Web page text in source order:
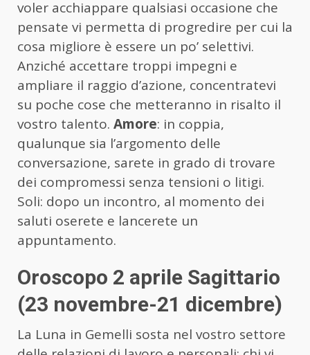
voler acchiappare qualsiasi occasione che
pensate vi permetta di progredire per cui la
cosa migliore è essere un po’ selettivi.
Anziché accettare troppi impegni e
ampliare il raggio d’azione, concentratevi
su poche cose che metteranno in risalto il
vostro talento. Amore: in coppia,
qualunque sia l’argomento delle
conversazione, sarete in grado di trovare
dei compromessi senza tensioni o litigi.
Soli: dopo un incontro, al momento dei
saluti oserete e lancerete un
appuntamento.
Oroscopo 2 aprile Sagittario
(23 novembre-21 dicembre)
La Luna in Gemelli sosta nel vostro settore